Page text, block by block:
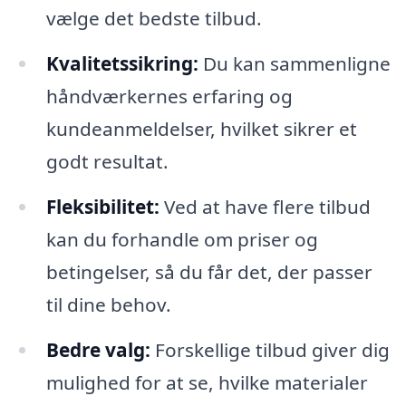
vælge det bedste tilbud.
Kvalitetssikring: Du kan sammenligne
håndværkernes erfaring og
kundeanmeldelser, hvilket sikrer et
godt resultat.
Fleksibilitet: Ved at have flere tilbud
kan du forhandle om priser og
betingelser, så du får det, der passer
til dine behov.
Bedre valg: Forskellige tilbud giver dig
mulighed for at se, hvilke materialer